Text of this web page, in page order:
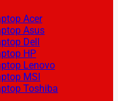
Acer
Asus
Dell
HP
Lenovo
MSI
Toshiba